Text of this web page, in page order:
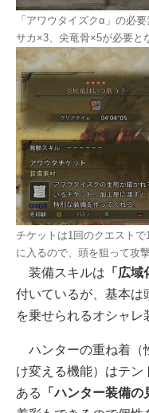
「アワウタイズクα」の必
サカ×3、尖竜骨×5が必要と
チケットは1回のクエスト
に入るので、頭を狙って攻
装備スキルは 「広域
付いているが、基本は
を乗せられるオシャレ
ハンターの重ね着（
け変える機能）はテン
ある
「ハンター装備の